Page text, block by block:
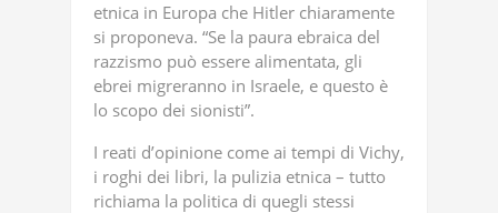
etnica in Europa che Hitler chiaramente
si proponeva. “Se la paura ebraica del
razzismo può essere alimentata, gli
ebrei migreranno in Israele, e questo è
lo scopo dei sionisti”.
I reati d’opinione come ai tempi di Vichy,
i roghi dei libri, la pulizia etnica – tutto
richiama la politica di quegli stessi